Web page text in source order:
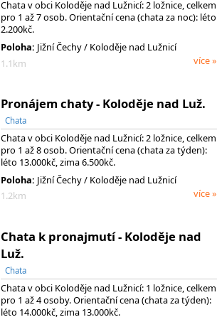
Chata v obci Koloděje nad Lužnicí: 2 ložnice, celkem
pro 1 až 7 osob. Orientační cena (chata za noc): léto
2.200kč.
Poloha: Jižní Čechy / Koloděje nad Lužnicí
1.1km
více »
Pronájem chaty - Koloděje nad Luž.
Chata
Chata v obci Koloděje nad Lužnicí: 2 ložnice, celkem
pro 1 až 8 osob. Orientační cena (chata za týden):
léto 13.000kč, zima 6.500kč.
Poloha: Jižní Čechy / Koloděje nad Lužnicí
1.2km
více »
Chata k pronajmutí - Koloděje nad
Luž.
Chata
Chata v obci Koloděje nad Lužnicí: 1 ložnice, celkem
pro 1 až 4 osoby. Orientační cena (chata za týden):
léto 14.000kč, zima 13.000kč.